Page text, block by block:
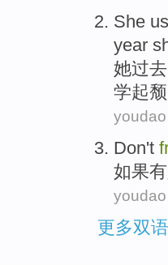
She
year
她过去
学起
youdao
Don't
如果
youdao
更多双